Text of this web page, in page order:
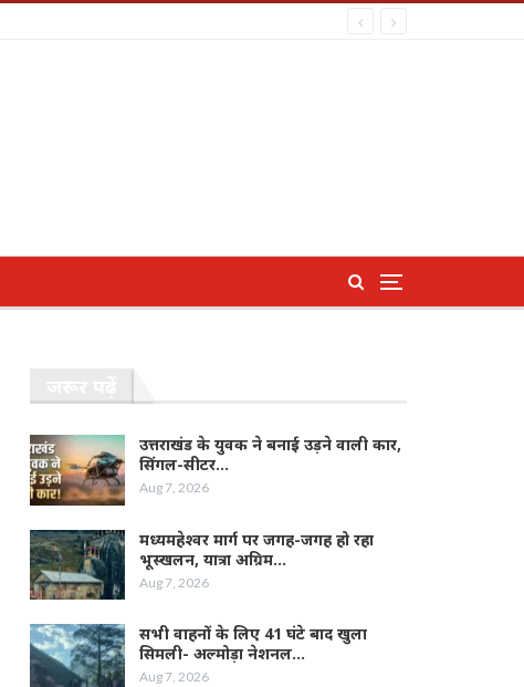
उत्तराखंड के युवक ने बनाई उड़ने वाली कार,
सिंगल-सीटर…
Aug 7, 2026
मध्यमहेश्वर मार्ग पर जगह-जगह हो रहा
भूस्खलन, यात्रा अग्रिम…
Aug 7, 2026
सभी वाहनों के लिए 41 घंटे बाद खुला
सिमली- अल्मोड़ा नेशनल…
Aug 7, 2026